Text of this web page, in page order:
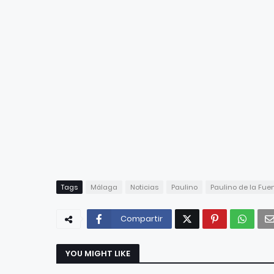
Tags Málaga Noticias Paulino Paulino de la
Compartir
YOU MIGHT LIKE